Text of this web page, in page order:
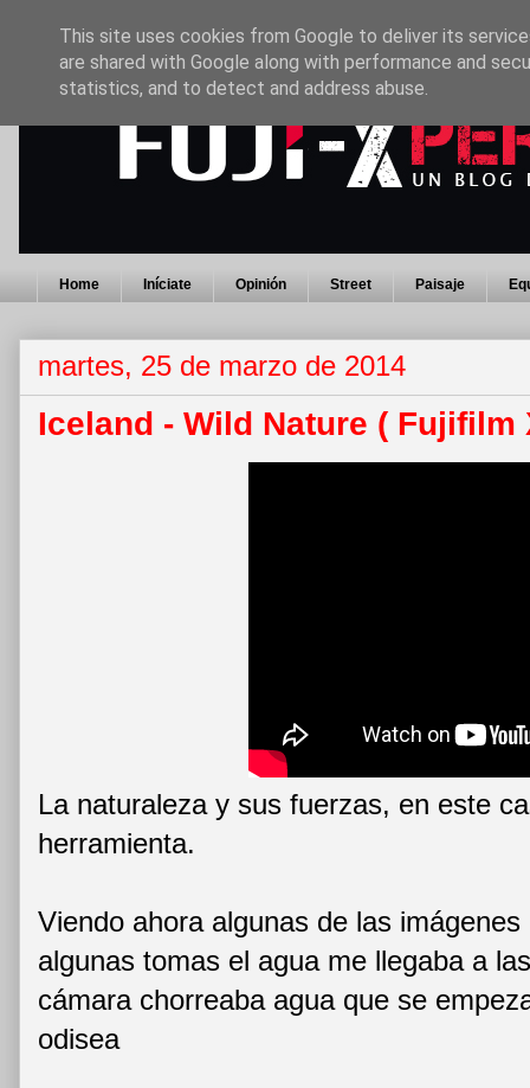
Home Iníciate Opinión Street Paisaje
martes, 25 de marzo de 2014
Iceland - Wild Nature ( Fujifilm
La naturaleza y sus fuerzas, en este
herramienta.
Viendo ahora algunas de las
algunas tomas el agua me llegaba a
cámara chorreaba agua que se
odisea
This site uses cookies from Google to deliver its
are shared with Google along with performance and
statistics, and to detect and address abuse.